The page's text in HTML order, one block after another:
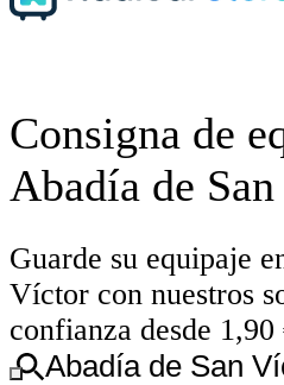
Consigna de
Abadía de
Guarde su equipaje
Víctor con nuestros
confianza desde 1,90
Abadía de San